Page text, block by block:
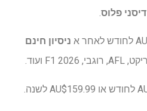
דיסני פלוס.
ניסיון חינם